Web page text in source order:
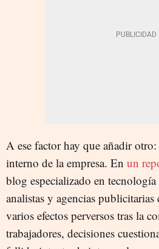
A ese factor hay que añadir
interno de la empresa. En un
blog especializado en
analistas y agencias
varios efectos perversos tras la
trabajadores, decisiones